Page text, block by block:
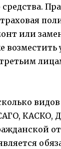
или
возместить
КАСКО,